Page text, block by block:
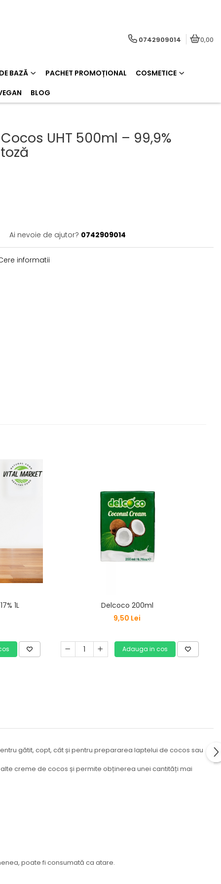
0742909014 0,00
BAZĂ PACHET PROMOȚIONAL
COSMETICE
BLOG
UHT 500ml – 99,9%
Ai nevoie de ajutor? 0742909014
informatii
1L
Delcoco 200ml
9,50 Lei
Adauga in cos
gătit, copt, cât și pentru prepararea laptelui de cocos sau
creme de cocos și permite obținerea unei cantități mai
poate fi consumată ca atare.